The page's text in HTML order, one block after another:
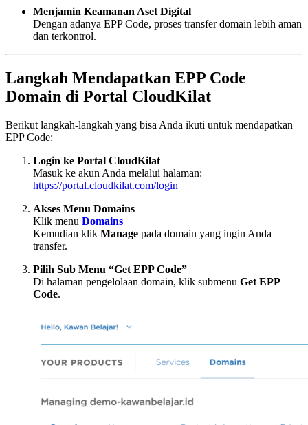
Menjamin Keamanan Aset Digital
Dengan adanya EPP Code, proses transfer domain lebih aman
dan terkontrol.
Langkah Mendapatkan EPP Code
Domain di Portal CloudKilat
Berikut langkah-langkah yang bisa Anda ikuti untuk mendapatkan
EPP Code:
Login ke Portal CloudKilat
Masuk ke akun Anda melalui halaman:
https://portal.cloudkilat.com/login
Akses Menu Domains
Klik menu Domains
Kemudian klik Manage pada domain yang ingin Anda
transfer.
Pilih Sub Menu “Get EPP Code”
Di halaman pengelolaan domain, klik submenu Get EPP
Code.